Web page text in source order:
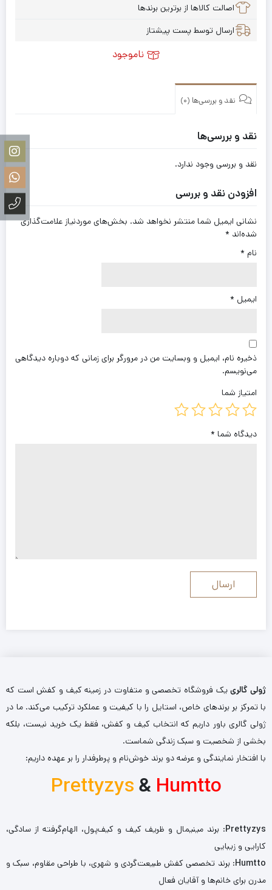
اصالت کالاها از برترین برندها
ارسال توسط پست پیشتاز
ناموجود
نقد و بررسی‌ها (0)
نقد و بررسی‌ها
نقد و بررسی وجود ندارد.
افزودن نقد و بررسی
نشانی ایمیل شما منتشر نخواهد شد. بخش‌های موردنیاز علامت‌گذاری
شده‌اند *
نام *
ایمیل *
ذخیره نام، ایمیل و وبسایت من در مرورگر برای زمانی که دوباره دیدگاهی
می‌نویسم.
امتیاز شما
دیدگاه شما *
ژولی گالرییک فروشگاه تخصصی و متفاوت در زمینه کیف و کفش است که
با تمرکز بر برندهای خاص، استایل را با کیفیت و عملکرد ترکیب می‌کند. ما در
ژولی گالری باور داریم که انتخاب کیف و کفش، فقط یک خرید نیست، بلکه
بخشی از شخصیت و سبک زندگی شماست.
با افتخار نمایندگی و عرضه دو برند خوش‌نام و پرطرفدار را بر عهده داریم:
Prettyzys& Humtto
Prettyzys: برند مینیمال و ظریف کیف و کیف‌پول، الهام‌گرفته از سادگی،
کارایی و زیبایی
Humtto: برند تخصصی کفش طبیعت‌گردی و شهری، با طراحی مقاوم، سبک و
مدرن برای خانم‌ها و آقایان فعال